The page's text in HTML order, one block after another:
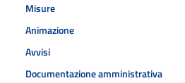
Misure
Animazione
Avvisi
Documentazione amministrativa